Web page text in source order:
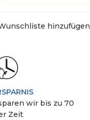
hinzufügen
wir bis zu 70
Zeit